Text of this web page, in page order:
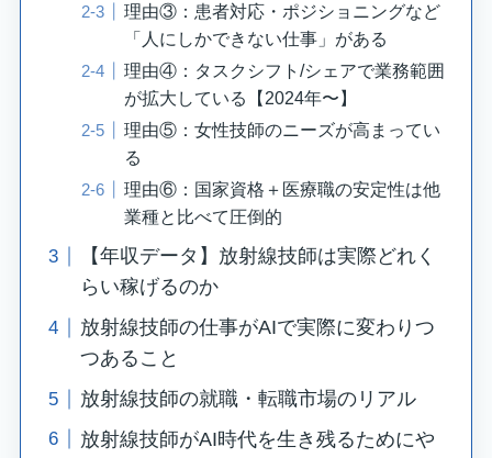
理由③：患者対応・ポジショニングなど
「人にしかできない仕事」がある
理由④：タスクシフト/シェアで業務範囲
が拡大している【2024年〜】
理由⑤：女性技師のニーズが高まってい
る
理由⑥：国家資格＋医療職の安定性は他
業種と比べて圧倒的
【年収データ】放射線技師は実際どれく
らい稼げるのか
放射線技師の仕事がAIで実際に変わりつ
つあること
放射線技師の就職・転職市場のリアル
放射線技師がAI時代を生き残るためにや